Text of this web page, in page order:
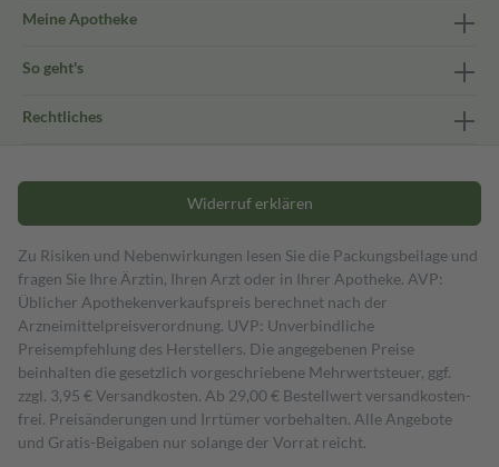
Meine Apotheke
So geht's
Rechtliches
Widerruf erklären
Zu Risiken und Nebenwirkungen lesen Sie die Packungsbeilage und
fragen Sie Ihre Ärztin, Ihren Arzt oder in Ihrer Apotheke. AVP:
Üblicher Apothekenverkaufspreis berechnet nach der
Arzneimittelpreisverordnung. UVP: Unverbindliche
Preisempfehlung des Herstellers. Die angegebenen Preise
beinhalten die gesetzlich vorgeschriebene Mehrwertsteuer, ggf.
zzgl. 3,95 € Versandkosten. Ab 29,00 € Bestell­wert versand­kosten­
frei. Preisänderungen und Irrtümer vorbehalten. Alle Angebote
und Gratis-Beigaben nur solange der Vorrat reicht.